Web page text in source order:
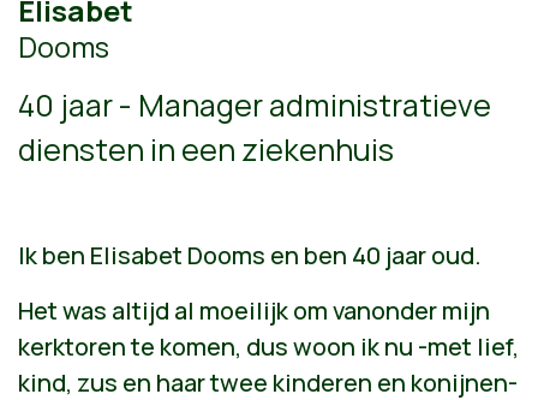
Elisabet
Dooms
40 jaar - Manager administratieve
diensten in een ziekenhuis
Ik ben Elisabet Dooms en ben 40 jaar oud.
Het was altijd al moeilijk om vanonder mijn
kerktoren te komen, dus woon ik nu -met lief,
kind, zus en haar twee kinderen en konijnen-